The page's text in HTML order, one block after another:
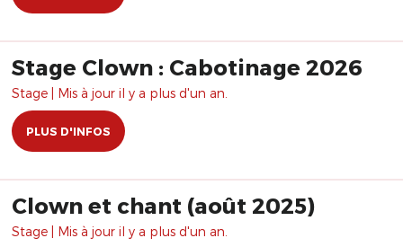
Stage Clown : Cabotinage 2026
Stage | Mis à jour il y a plus d'un an.
PLUS D'INFOS
Clown et chant (août 2025)
Stage | Mis à jour il y a plus d'un an.